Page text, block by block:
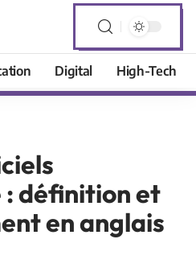
Digital High-Tech
définition et
en anglais